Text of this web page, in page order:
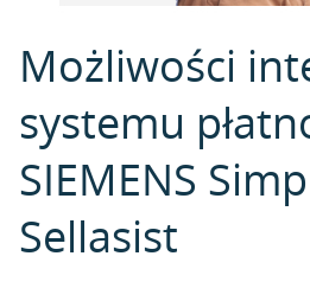
Możliwości
systemu
SIEMENS
Sellasist